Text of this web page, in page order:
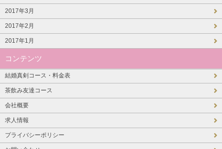
2017年3月
2017年2月
2017年1月
コンテンツ
結婚真剣コース・料金表
茶飲み友達コース
会社概要
求人情報
プライバシーポリシー